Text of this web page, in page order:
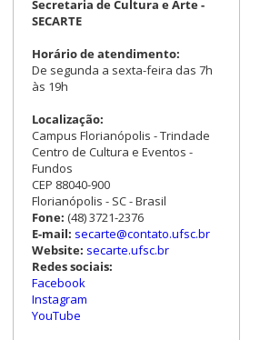
Secretaria de Cultura e Arte -
SECARTE
Horário de atendimento:
De segunda a sexta-feira das 7h
às 19h
Localização:
Campus Florianópolis - Trindade
Centro de Cultura e Eventos -
Fundos
CEP 88040-900
Florianópolis - SC - Brasil
Fone: (48) 3721-2376
E-mail: secarte@contato.ufsc.br
Website: secarte.ufsc.br
Redes sociais:
Facebook
Instagram
YouTube